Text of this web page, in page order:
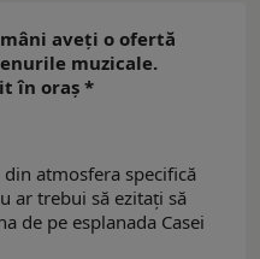
aveţi o ofertă
muzicale.
în oraş *
atmosfera specifică
ar trebui să ezitaţi să
de pe esplanada Casei